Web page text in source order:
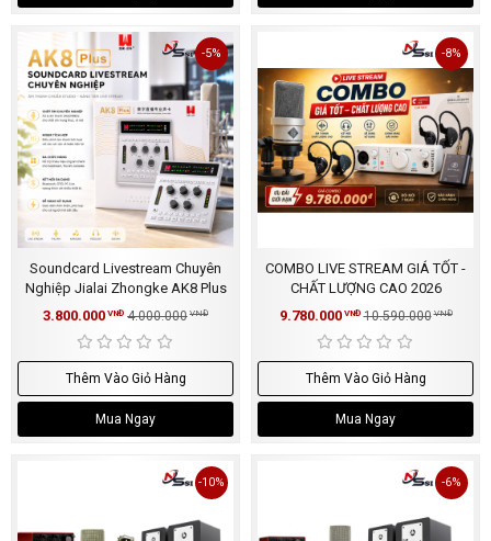
Soundcard Livestream Chuyên
Nghiệp Jialai Zhongke AK8 Plus
3.800.000 VNĐ 4.000.000 VNĐ
-5%
Thêm Vào Giỏ Hàng
Mua Ngay
COMBO LIVE STREAM GIÁ TỐT -
CHẤT LƯỢNG CAO 2026
9.780.000 VNĐ 10.590.000 VNĐ
-8%
Thêm Vào Giỏ Hàng
Mua Ngay
-10% -6%